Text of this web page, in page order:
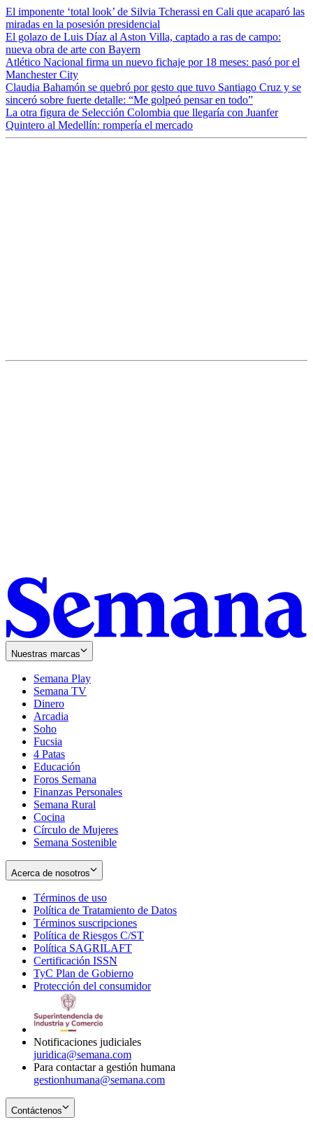
El imponente ‘total look’ de Silvia Tcherassi en Cali que acaparó las
miradas en la posesión presidencial
El golazo de Luis Díaz al Aston Villa, captado a ras de campo:
nueva obra de arte con Bayern
Atlético Nacional firma un nuevo fichaje por 18 meses: pasó por el
Manchester City
Claudia Bahamón se quebró por gesto que tuvo Santiago Cruz y se
sinceró sobre fuerte detalle: “Me golpeó pensar en todo”
La otra figura de Selección Colombia que llegaría con Juanfer
Quintero al Medellín: rompería el mercado
Nuestras marcas
Semana Play
Semana TV
Dinero
Arcadia
Soho
in
new
window
Fucsia
in
new
window
4 Patas
Educación
Foros Semana
Finanzas Personales
Semana Rural
Cocina
Círculo de Mujeres
Semana Sostenible
Acerca de nosotros
Términos de uso
in
new
window
Política de Tratamiento de Datos
Términos suscripciones
in
Política de Riesgos C/ST
Política SAGRILAFT
new
window
Certificación ISSN
in
new
TyC Plan de Gobierno
in
Protección del consumidorOpens
Notificaciones judiciales
juridica@semana.com
Para contactar a gestión humana
gestionhumana@semana.com
Contáctenos